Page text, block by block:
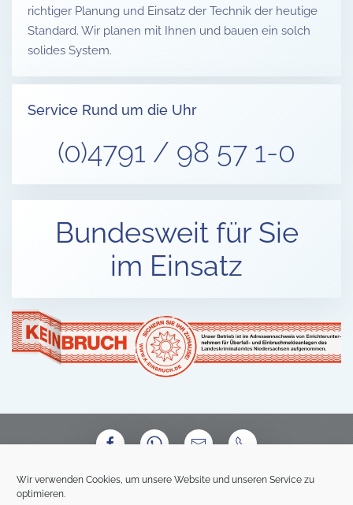
Wir verwenden Cookies, um unsere Website und unseren Service zu
optimieren.
richtiger Planung und Einsatz der Technik der heutige
Standard. Wir planen mit Ihnen und bauen ein solch
solides System.
Service Rund um die Uhr
(0)4791 / 98 57 1-0
Bundesweit für Sie
im Einsatz